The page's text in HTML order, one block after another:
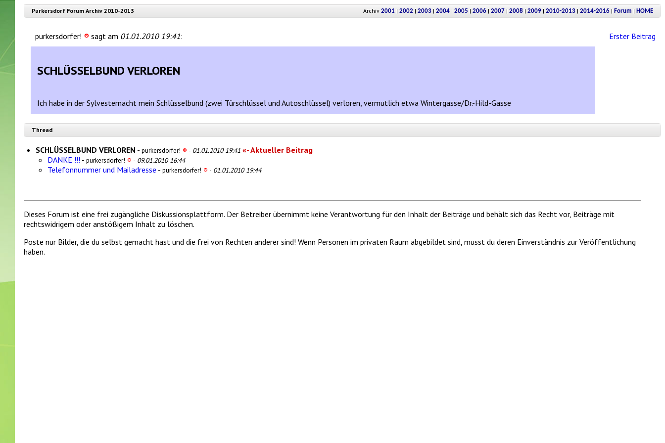
Purkersdorf Forum Archiv 2010-2013 Archiv 2001 | 2002 | 2003 | 2004 | 2005 | 2006 | 2007 | 2008 | 2009 | 2010-2013 | 2014-2016 | Forum | HOME
purkersdorfer! ® sagt am 01.01.2010 19:41: Erster Beitrag
SCHLÜSSELBUND VERLOREN
Ich habe in der Sylvesternacht mein Schlüsselbund (zwei Türschlüssel und Autoschlüssel) verloren, vermutlich etwa Wintergasse/Dr.-Hild-Gasse
Thread
SCHLÜSSELBUND VERLOREN - purkersdorfer! ® - 01.01.2010 19:41 «- Aktueller Beitrag
DANKE !!! - purkersdorfer! ® - 09.01.2010 16:44
Telefonnummer und Mailadresse - purkersdorfer! ® - 01.01.2010 19:44
Dieses Forum ist eine frei zugängliche Diskussionsplattform. Der Betreiber übernimmt keine Verantwortung für den Inhalt der Beiträge und behält sich das Recht vor, Beiträge mit
rechtswidrigem oder anstößigem Inhalt zu löschen.
Poste nur Bilder, die du selbst gemacht hast und die frei von Rechten anderer sind! Wenn Personen im privaten Raum abgebildet sind, musst du deren Einverständnis zur Veröffentlichung
haben.